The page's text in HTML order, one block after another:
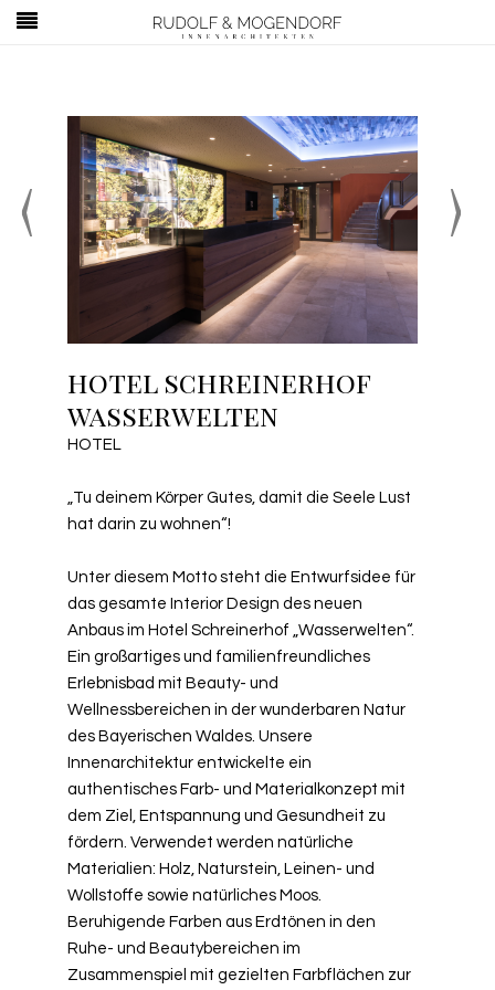
hotel schreinerhof
wasserwelten
HOTEL
„Tu deinem Körper Gutes, damit die Seele Lust
hat darin zu wohnen“!
Unter diesem Motto steht die Entwurfsidee für
das gesamte Interior Design des neuen
Anbaus im Hotel Schreinerhof „Wasserwelten“.
Ein großartiges und familienfreundliches
Erlebnisbad mit Beauty- und
Wellnessbereichen in der wunderbaren Natur
des Bayerischen Waldes. Unsere
Innenarchitektur entwickelte ein
authentisches Farb- und Materialkonzept mit
dem Ziel, Entspannung und Gesundheit zu
fördern. Verwendet werden natürliche
Materialien: Holz, Naturstein, Leinen- und
Wollstoffe sowie natürliches Moos.
Beruhigende Farben aus Erdtönen in den
Ruhe- und Beautybereichen im
Zusammenspiel mit gezielten Farbflächen zur
hotel schreinerhof
wasserwelten
HOTEL
„Tu deinem Körper Gutes, damit die Seele Lust
hat darin zu wohnen“!
Unter diesem Motto steht die Entwurfsidee für
das gesamte Interior Design des neuen
Anbaus im Hotel Schreinerhof „Wasserwelten“.
Ein großartiges und familienfreundliches
Erlebnisbad mit Beauty- und
Wellnessbereichen in der wunderbaren Natur
des Bayerischen Waldes. Unsere
Innenarchitektur entwickelte ein
authentisches Farb- und Materialkonzept mit
dem Ziel, Entspannung und Gesundheit zu
fördern. Verwendet werden natürliche
Materialien: Holz, Naturstein, Leinen- und
Wollstoffe sowie natürliches Moos.
Beruhigende Farben aus Erdtönen in den
Ruhe- und Beautybereichen im
Zusammenspiel mit gezielten Farbflächen zur
›
‹